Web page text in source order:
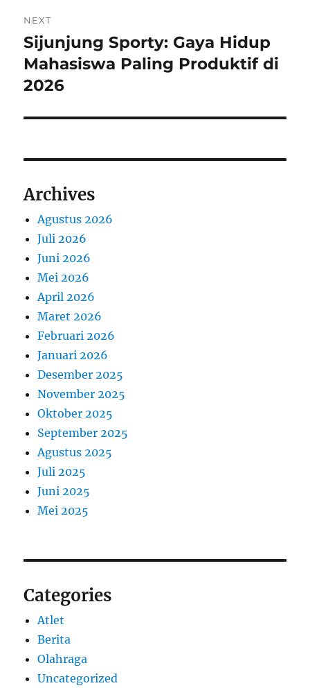
NEXT
Next
post:
Sijunjung Sporty: Gaya Hidup
Mahasiswa Paling Produktif di
2026
Archives
Agustus 2026
Juli 2026
Juni 2026
Mei 2026
April 2026
Maret 2026
Februari 2026
Januari 2026
Desember 2025
November 2025
Oktober 2025
September 2025
Agustus 2025
Juli 2025
Juni 2025
Mei 2025
Categories
Atlet
Berita
Olahraga
Uncategorized